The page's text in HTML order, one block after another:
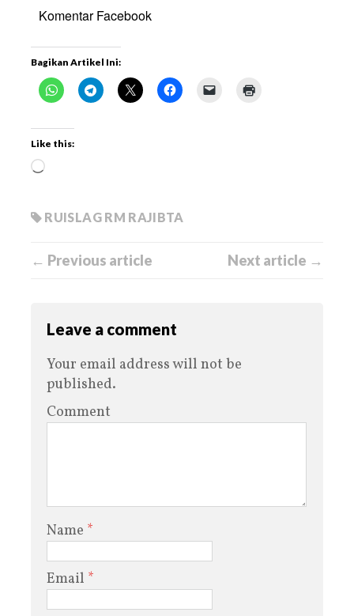
Komentar Facebook
Bagikan Artikel Ini:
Like this:
RUISLAG RM RAJIBTA
← Previous article Next article →
Leave a comment
Your email address will not be
published.
Comment
Name *
Email *